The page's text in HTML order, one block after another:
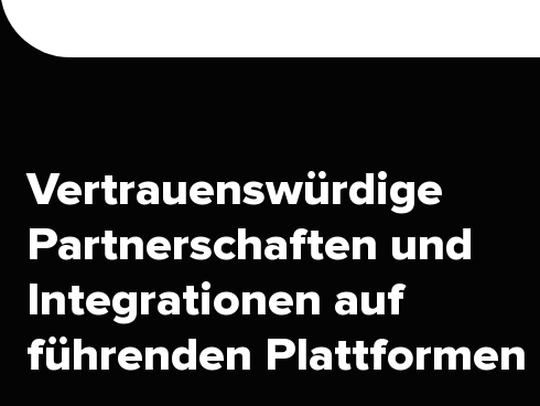
Vertrauenswürdige
Partnerschaften und
Integrationen auf
führenden Plattformen​​